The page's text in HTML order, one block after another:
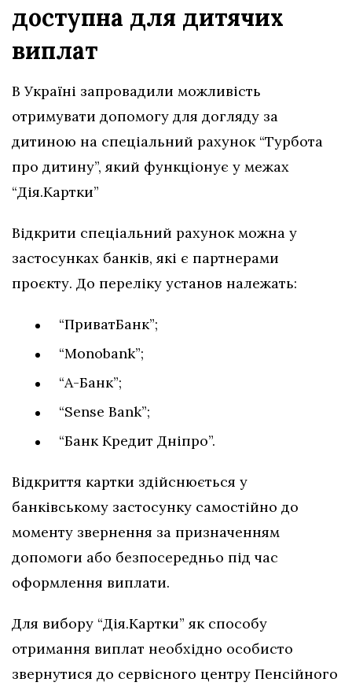
доступна для дитячих
виплат
В Україні запровадили можливість
отримувати допомогу для догляду за
дитиною на спеціальний рахунок “Турбота
про дитину”, який функціонує у межах
“Дія.Картки”
Відкрити спеціальний рахунок можна у
застосунках банків, які є партнерами
проєкту. До переліку установ належать:
“ПриватБанк”;
“Monobank”;
“А-Банк”;
“Sense Bank”;
“Банк Кредит Дніпро”.
Відкриття картки здійснюється у
банківському застосунку самостійно до
моменту звернення за призначенням
допомоги або безпосередньо під час
оформлення виплати.
Для вибору “Дія.Картки” як способу
отримання виплат необхідно особисто
звернутися до сервісного центру Пенсійного